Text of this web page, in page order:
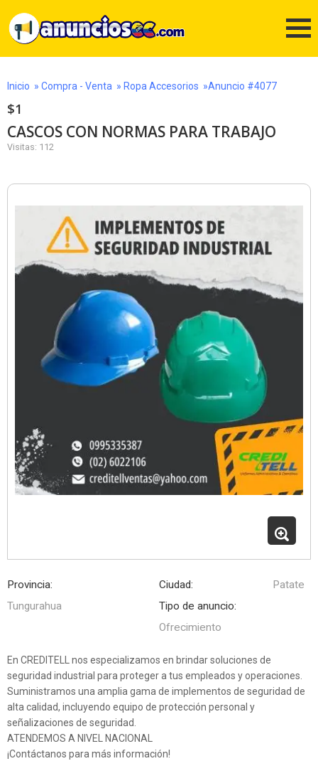
Inicio » Compra - Venta » Ropa Accesorios »Anuncio #4077
$1
CASCOS CON NORMAS PARA TRABAJO
Visitas: 112
Provincia:
Tungurahua
Ciudad:
Patate
Tipo de anuncio:
Ofrecimiento
En CREDITELL nos especializamos en brindar soluciones de
seguridad industrial para proteger a tus empleados y operaciones.
Suministramos una amplia gama de implementos de seguridad de
alta calidad, incluyendo equipo de protección personal y
señalizaciones de seguridad.
ATENDEMOS A NIVEL NACIONAL
¡Contáctanos para más información!